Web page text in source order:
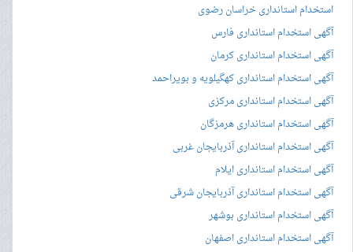
استخدام استانداری خراسان رضوی
آگهی استخدام استانداری فارس
آگهی استخدام استانداری کرمان
آگهی استخدام استانداری کهگیلویه و بویراحمد
آگهی استخدام استانداری مرکزی
آگهی استخدام استانداری هرمزگان
آگهی استخدام استانداری آذربایجان غربی
آگهی استخدام استانداری ایلام
آگهی استخدام استانداری آذربایجان شرقی
آگهی استخدام استانداری بوشهر
آگهی استخدام استانداری اصفهان